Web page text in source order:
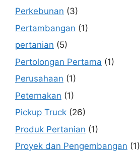
Perkebunan (3)
Pertambangan (1)
pertanian (5)
Pertolongan Pertama (1)
Perusahaan (1)
Peternakan (1)
Pickup Truck (26)
Produk Pertanian (1)
Proyek dan Pengembangan (1)